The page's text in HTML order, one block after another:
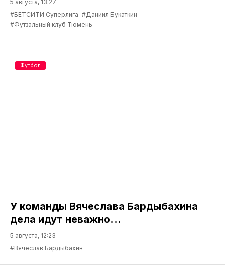
5 августа, 13:27
#БЕТСИТИ Суперлига #Даниил Букаткин
#Футзальный клуб Тюмень
У команды Вячеслава Бардыбахина
дела идут неважно…
5 августа, 12:23
#Вячеслав Бардыбахин
Футбол